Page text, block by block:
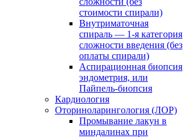
стоимости спирали)
Внутриматочная
спираль — 1-я категория
сложности введения (без
оплаты спирали)
Аспирационная биопсия
эндометрия, или
Пайпель-биопсия
Кардиология
Оториноларингология (ЛОР)
Промывание лакун в
миндалинах при